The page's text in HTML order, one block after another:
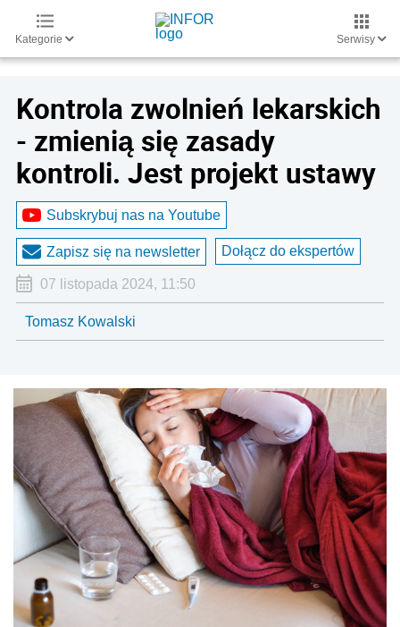
Kategorie Serwisy
Kontrola zwolnień lekarskich
- zmienią się zasady
kontroli. Jest projekt ustawy
Subskrybuj nas na Youtube
Zapisz się na newsletter Dołącz do ekspertów
07 listopada 2024, 11:50
Tomasz Kowalski